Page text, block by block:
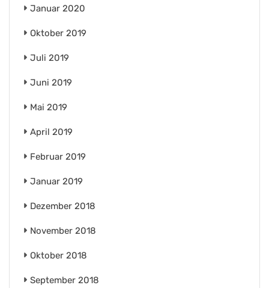
Januar 2020
Oktober 2019
Juli 2019
Juni 2019
Mai 2019
April 2019
Februar 2019
Januar 2019
Dezember 2018
November 2018
Oktober 2018
September 2018